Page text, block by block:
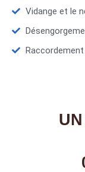
Vidange et le